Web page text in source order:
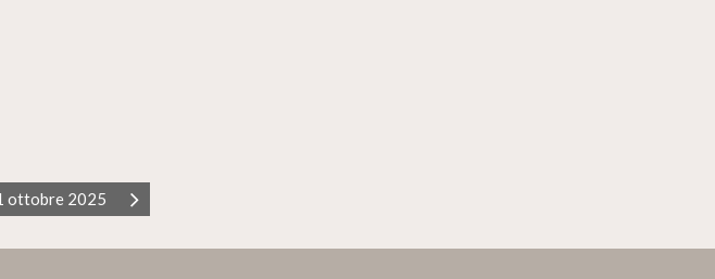
ottobre 2025